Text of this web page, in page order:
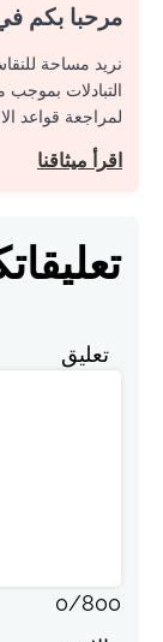
مرحبا بكم
نريد مساحة
التبادلات بموجب
لمراجعة قواعد
اقرأ ميثاقنا
تعليق
0/800